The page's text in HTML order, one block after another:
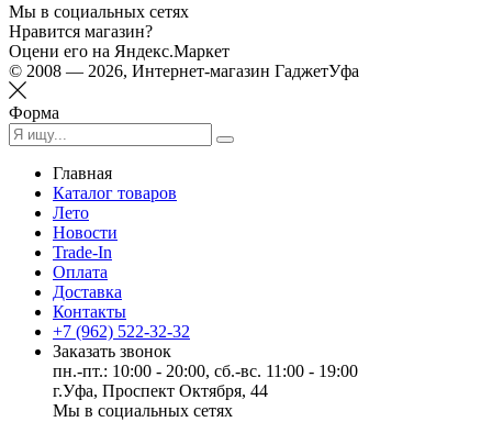
Мы в социальных сетях
Нравится магазин?
Оцени его на Яндекс.Маркет
© 2008 — 2026, Интернет-магазин ГаджетУфа
Форма
Главная
Каталог товаров
Лето
Новости
Trade-In
Оплата
Доставка
Контакты
+7 (962) 522-32-32
Заказать звонок
пн.-пт.: 10:00 - 20:00, сб.-вс. 11:00 - 19:00
г.Уфа, Проспект Октября, 44
Мы в социальных сетях